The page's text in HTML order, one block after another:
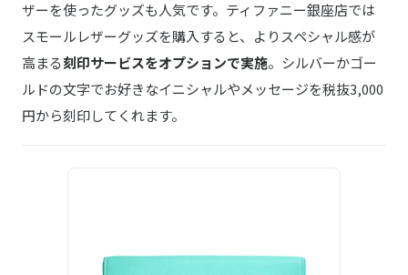
ザーを使ったグッズも人気です。ティファニー銀座店では
スモールレザーグッズを購入すると、よりスペシャル感が
高まる刻印サービスをオプションで実施。シルバーかゴー
ルドの文字でお好きなイニシャルやメッセージを税抜3,000
円から刻印してくれます。